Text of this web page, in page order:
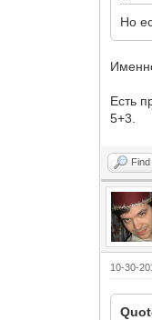
Но
Есть
5+3.
Find
10-30-